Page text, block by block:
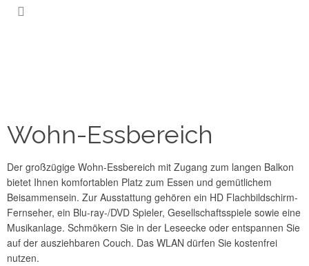
Wohn-Essbereich
Der großzügige Wohn-Essbereich mit Zugang zum langen Balkon
bietet Ihnen komfortablen Platz zum Essen und gemütlichem
Beisammensein. Zur Ausstattung gehören ein HD Flachbildschirm-
Fernseher, ein Blu-ray-/DVD Spieler, Gesellschaftsspiele sowie eine
Musikanlage. Schmökern Sie in der Leseecke oder entspannen Sie
auf der ausziehbaren Couch. Das WLAN dürfen Sie kostenfrei
nutzen.